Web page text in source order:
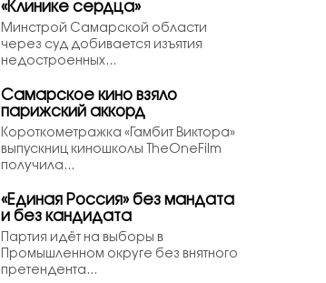
«Клинике сердца»
Минстрой Самарской области
через суд добивается изъятия
недостроенных...
Самарское кино взяло
парижский аккорд
Короткометражка «Гамбит Виктора»
выпускниц киношколы TheOneFilm
получила...
«Единая Россия» без мандата
и без кандидата
Партия идёт на выборы в
Промышленном округе без внятного
претендента...